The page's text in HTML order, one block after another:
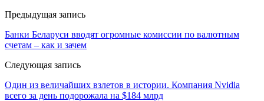
Предыдущая запись
Банки Беларуси вводят огромные комиссии по валютным
счетам – как и зачем
Следующая запись
Один из величайших взлетов в истории. Компания Nvidia
всего за день подорожала на $184 млрд